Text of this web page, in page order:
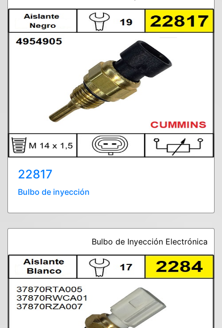
22817
Bulbo de inyección
Bulbo de Inyección Electrónica